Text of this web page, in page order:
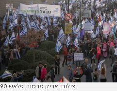
צילום: אריק מרמור, פלאש 90